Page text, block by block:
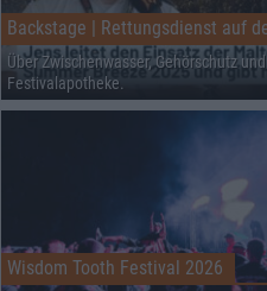
Über Zwischenwasser, Gehörschutz und
Festivalapotheke.
Wisdom Tooth Festival 2026